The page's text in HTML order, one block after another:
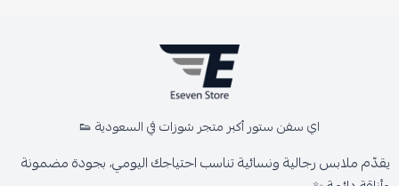
اي سفن ستور أكبر متجر شوزات في السعودية 👟
يقدّم ملابس رجالية ونسائية تناسب احتياجك اليومي، بجودة مضمونة